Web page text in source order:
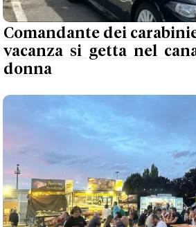
Comandante dei
vacanza si getta nel
donna